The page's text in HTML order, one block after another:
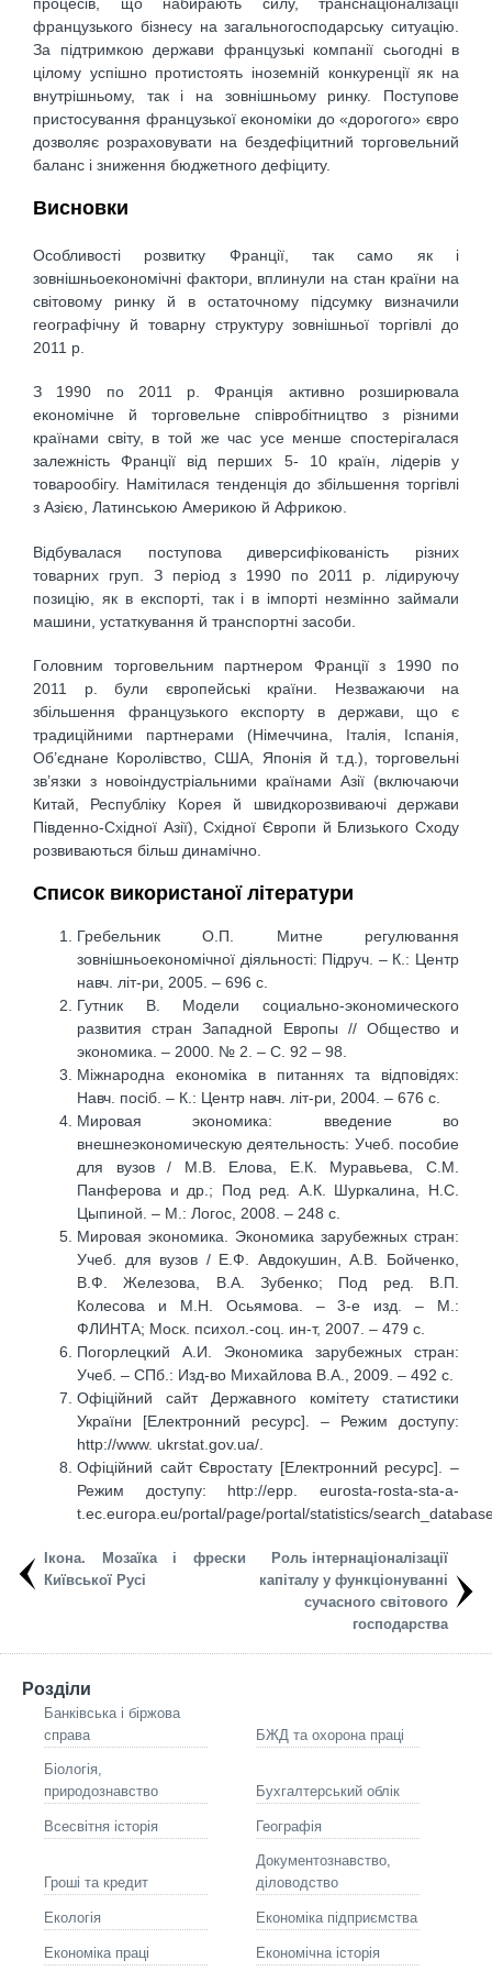
французького бізнесу на загальногосподарську ситуацію.
За підтримкою держави французькі компанії сьогодні в
цілому успішно протистоять іноземній конкуренції як на
внутрішньому, так і на зовнішньому ринку. Поступове
пристосування французької економіки до «дорогого» євро
дозволяє розраховувати на бездефіцитний торговельний
баланс і зниження бюджетного дефіциту.
Висновки
Особливості розвитку Франції, так само як і
зовнішньоекономічні фактори, вплинули на стан країни на
світовому ринку й в остаточному підсумку визначили
географічну й товарну структуру зовнішньої торгівлі до
2011 р.
З 1990 по 2011 р. Франція активно розширювала
економічне й торговельне співробітництво з різними
країнами світу, в той же час усе менше спостерігалася
залежність Франції від перших 5- 10 країн, лідерів у
товарообігу. Намітилася тенденція до збільшення торгівлі
з Азією, Латинською Америкою й Африкою.
Відбувалася поступова диверсифікованість різних
товарних груп. З період з 1990 по 2011 р. лідируючу
позицію, як в експорті, так і в імпорті незмінно займали
машини, устаткування й транспортні засоби.
Головним торговельним партнером Франції з 1990 по
2011 р. були європейські країни. Незважаючи на
збільшення французького експорту в держави, що є
традиційними партнерами (Німеччина, Італія, Іспанія,
Об’єднане Королівство, США, Японія й т.д.), торговельні
зв’язки з новоіндустріальними країнами Азії (включаючи
Китай, Республіку Корея й швидкорозвиваючі держави
Південно-Східної Азії), Східної Європи й Близького Сходу
розвиваються більш динамічно.
Список використаної літератури
Гребельник О.П. Митне регулювання
зовнішньоекономічної діяльності: Підруч. – К.: Центр
навч. літ-ри, 2005. – 696 с.
Гутник В. Модели социально-экономического
развития стран Западной Европы // Общество и
экономика. – 2000. № 2. – С. 92 – 98.
Міжнародна економіка в питаннях та відповідях:
Навч. посіб. – К.: Центр навч. літ-ри, 2004. – 676 с.
Мировая экономика: введение во
внешнеэкономическую деятельность: Учеб. пособие
для вузов / М.В. Елова, Е.К. Муравьева, С.М.
Панферова и др.; Под ред. А.К. Шуркалина, Н.С.
Цыпиной. – М.: Логос, 2008. – 248 с.
Мировая экономика. Экономика зарубежных стран:
Учеб. для вузов / Е.Ф. Авдокушин, А.В. Бойченко,
В.Ф. Железова, В.А. Зубенко; Под ред. В.П.
Колесова и М.Н. Осьямова. – 3-е изд. – М.:
ФЛИНТА; Моск. психол.-соц. ин-т, 2007. – 479 с.
Погорлецкий А.И. Экономика зарубежных стран:
Учеб. – СПб.: Изд-во Михайлова В.А., 2009. – 492 с.
Офіційний сайт Державного комітету статистики
України [Електронний ресурс]. – Режим доступу:
http://www. ukrstat.gov.ua/.
Офіційний сайт Євростату [Електронний ресурс]. –
Режим доступу: http://epp. eurosta-rosta-sta-a-
t.ec.europa.eu/portal/page/portal/statistics/
Ікона. Мозаїка і фрески
Київської Русі
Роль інтернаціоналізації
капіталу у функціонуванні
сучасного світового
господарства
Розділи
Банківська і біржова
справа
БЖД та охорона праці
Біологія,
природознавство
Бухгалтерський облік
Всесвітня історія Географія
Гроші та кредит
Документознавство,
діловодство
Екологія Економіка підприємства
Економіка праці Економічна історія